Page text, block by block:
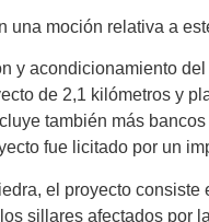
una moción relativa a
y acondicionamiento
de 2,1 kilómetros y
también más
fue licitado por un
el proyecto
sillares afectados por